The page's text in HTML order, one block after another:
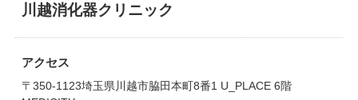
川越消化器クリニック
アクセス
〒350-1123埼玉県川越市脇田本町8番1 U_PLACE 6階